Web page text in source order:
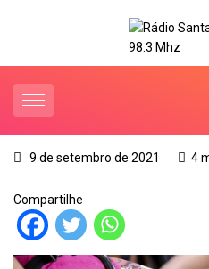
9 de setembro de 2021 4
Compartilhe